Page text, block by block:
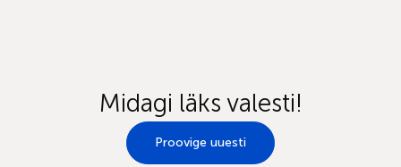
Midagi läks valesti!
Proovige uuesti